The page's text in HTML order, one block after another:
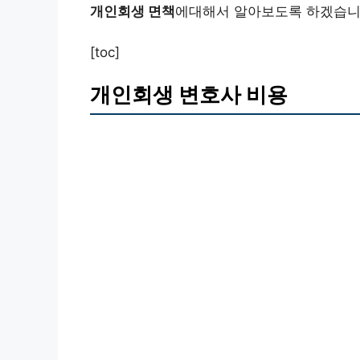
개인회생 면책에대해서 알아보도록 하겠습
[toc]
개인회생 변호사 비용